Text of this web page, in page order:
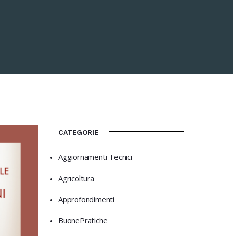
CATEGORIE
Aggiornamenti Tecnici
Agricoltura
Approfondimenti
BuonePratiche